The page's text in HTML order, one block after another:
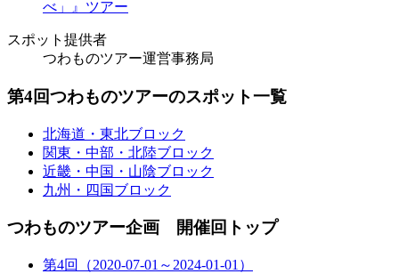
べ」』ツアー
スポット提供者
つわものツアー運営事務局
第4回つわものツアーのスポット一覧
北海道・東北ブロック
関東・中部・北陸ブロック
近畿・中国・山陰ブロック
九州・四国ブロック
つわものツアー企画 開催回トップ
第4回（2020-07-01～2024-01-01）